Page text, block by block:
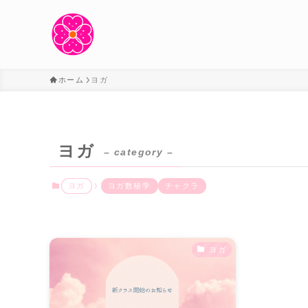
ホーム ヨガ
ヨガ – category –
ヨガ ヨガ数秘学 チャクラ
ヨガ